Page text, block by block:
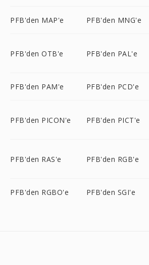
PFB'den MAP'e PFB'den MNG'e
PFB'den OTB'e PFB'den PAL'e
PFB'den PAM'e PFB'den PCD'e
PFB'den PICON'e PFB'den PICT'e
PFB'den RAS'e PFB'den RGB'e
PFB'den RGBO'e PFB'den SGI'e